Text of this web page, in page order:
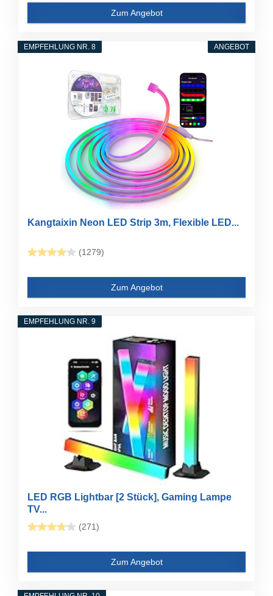
Zum Angebot
ANGEBOT
EMPFEHLUNG NR. 8
Kangtaixin Neon LED Strip 3m, Flexible LED...
(1279)
Zum Angebot
EMPFEHLUNG NR. 9
LED RGB Lightbar [2 Stück], Gaming Lampe
TV...
(271)
Zum Angebot